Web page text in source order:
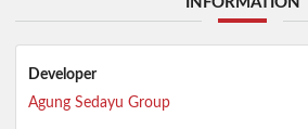
Developer
Agung Sedayu Group